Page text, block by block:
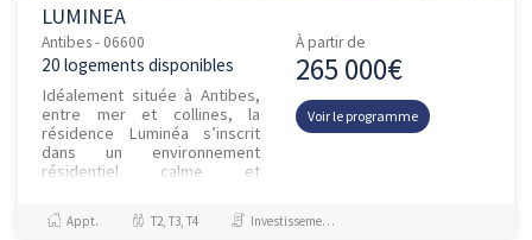
LUMINEA
Antibes - 06600
20 logements disponibles
Idéalement située à Antibes,
entre mer et collines, la
résidence Luminéa s’inscrit
dans un environnement
résidentiel calme et
quartier des Combes. À
proximité immédiate...
À partir de
265 000€
Voir le programme
Appt. T2, T3, T4 Investissement et Défiscalisation, Jeanbrun